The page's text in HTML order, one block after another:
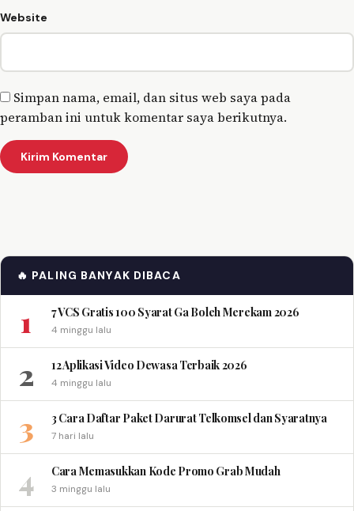
Website
Simpan nama, email, dan situs web saya pada
peramban ini untuk komentar saya berikutnya.
🔥 PALING BANYAK DIBACA
1 7 VCS Gratis 100 Syarat Ga Boleh Merekam 2026
4 minggu lalu
2 12 Aplikasi Video Dewasa Terbaik 2026
4 minggu lalu
3 3 Cara Daftar Paket Darurat Telkomsel dan Syaratnya
7 hari lalu
4 Cara Memasukkan Kode Promo Grab Mudah
3 minggu lalu